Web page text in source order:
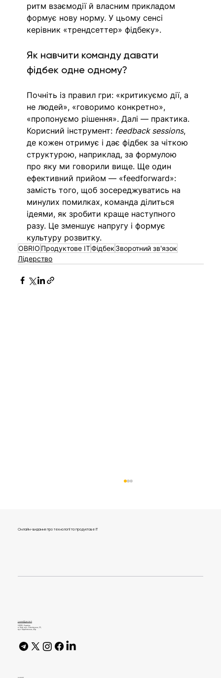
ритм взаємодії й власним прикладом
формує нову норму. У цьому сенсі
керівник «трендсеттер» фідбеку».
Як навчити команду давати
фідбек одне одному?
Почніть із правил гри: «критикуємо дії, а
не людей», «говоримо конкретно»,
«пропонуємо рішення». Далі — практика.
Корисний інструмент: feedback sessions,
де кожен отримує і дає фідбек за чіткою
структурою, наприклад, за формулою
про яку ми говорили вище. Ще один
ефективний прийом — «feedforward»:
замість того, щоб зосереджуватись на
минулих помилках, команда ділиться
ідеями, як зробити краще наступного
разу. Це зменшує напругу і формує
культуру розвитку.
OBRIO Продуктове ІТФідбек Зворотний зв'язок
Лідерство
Онлайн-видання про технології та продуктове IT
journal@gen.tech
04080, Україна,
м. Київ, вул. Оленівська, 23,​
вул. Кирилівська, 40р
AI Policy